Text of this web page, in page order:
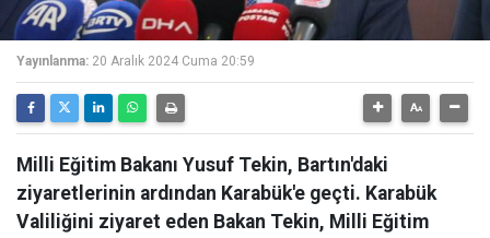
Yayınlanma: 20 Aralık 2024 Cuma 20:59
Milli Eğitim Bakanı Yusuf Tekin, Bartın'daki
ziyaretlerinin ardından Karabük'e geçti. Karabük
Valiliğini ziyaret eden Bakan Tekin, Milli Eğitim